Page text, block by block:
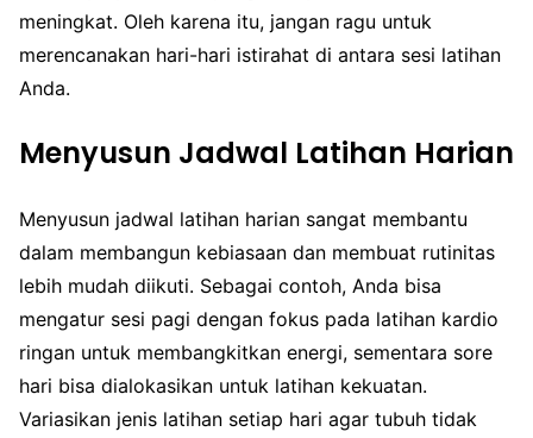
meningkat. Oleh karena itu, jangan ragu untuk
merencanakan hari-hari istirahat di antara sesi latihan
Anda.
Menyusun Jadwal Latihan Harian
Menyusun jadwal latihan harian sangat membantu
dalam membangun kebiasaan dan membuat rutinitas
lebih mudah diikuti. Sebagai contoh, Anda bisa
mengatur sesi pagi dengan fokus pada latihan kardio
ringan untuk membangkitkan energi, sementara sore
hari bisa dialokasikan untuk latihan kekuatan.
Variasikan jenis latihan setiap hari agar tubuh tidak